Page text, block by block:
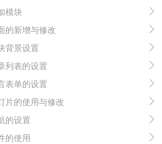
模块
的新增与修改
背景设置
列表的设置
表单的设置
片的使用与修改
的设置
的使用